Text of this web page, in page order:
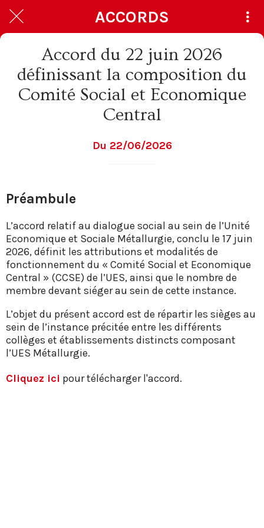
ACCORDS
Accord du 22 juin 2026
définissant la composition du
Comité Social et Economique
Central
Du 22/06/2026
Préambule
L’accord relatif au dialogue social au sein de l’Unité
Economique et Sociale Métallurgie, conclu le 17 juin
2026, définit les attributions et modalités de
fonctionnement du « Comité Social et Economique
Central » (CCSE) de l’UES, ainsi que le nombre de
membre devant siéger au sein de cette instance.
L’objet du présent accord est de répartir les sièges au
sein de l’instance précitée entre les différents
collèges et établissements distincts composant
l’UES Métallurgie.
Cliquez ici pour télécharger l'accord.